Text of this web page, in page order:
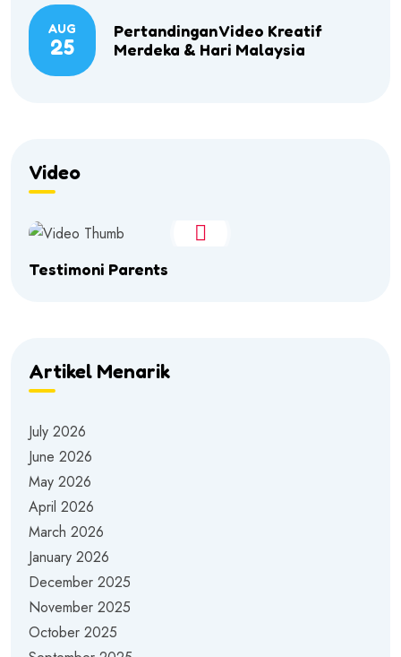
AUG
25
Pertandingan Video Kreatif
Merdeka & Hari Malaysia
Video
Testimoni Parents
Artikel Menarik
July 2026
June 2026
May 2026
April 2026
March 2026
January 2026
December 2025
November 2025
October 2025